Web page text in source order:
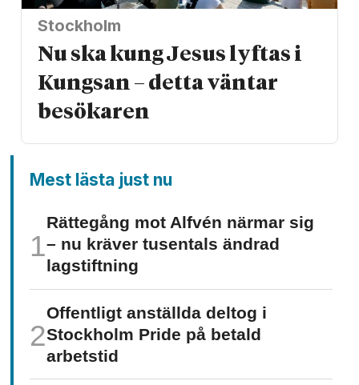
Stockholm
Nu ska kung Jesus lyftas i
Kungsan – detta väntar
besökaren
Mest lästa just nu
Rättegång mot Alfvén närmar sig
– nu kräver tusentals ändrad
lagstiftning
Offentligt anställda deltog i
Stockholm Pride på betald
arbetstid